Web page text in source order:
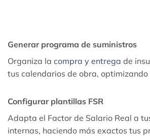
Generar programa de suministros
Organiza la compra y entrega de
tus calendarios de obra,
Configurar plantillas FSR
Adapta el Factor de Salario Real a
internas, haciendo más exactos tus